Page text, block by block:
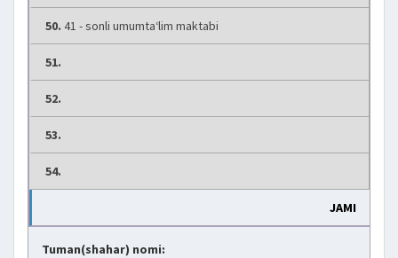
50. 41 - sonli umumta‘lim maktabi
51.
52.
53.
54.
JAMI
Tuman(shahar) nomi: